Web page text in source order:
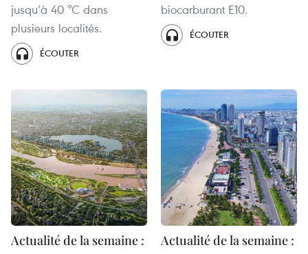
jusqu’à 40 °C dans
plusieurs localités.
ÉCOUTER
biocarburant E10.
ÉCOUTER
Actualité de la semaine :
Actualité de la semaine :